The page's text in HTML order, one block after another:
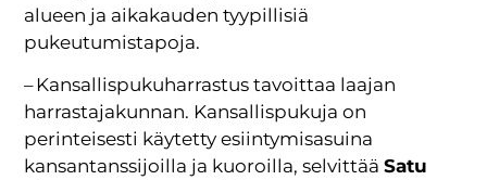
alueen ja aikakauden tyypillisiä
pukeutumistapoja.
– Kansallispukuharrastus tavoittaa laajan
harrastajakunnan. Kansallispukuja on
perinteisesti käytetty esiintymisasuina
kansantanssijoilla ja kuoroilla, selvittääSatu